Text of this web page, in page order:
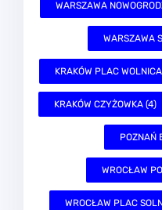
WARSZAWA
WARSZAWA
KRAKÓW PLAC
KRAKÓW CZYŻOWKA (4)
POZNAŃ
WROCŁAW
WROCŁAW PLAC